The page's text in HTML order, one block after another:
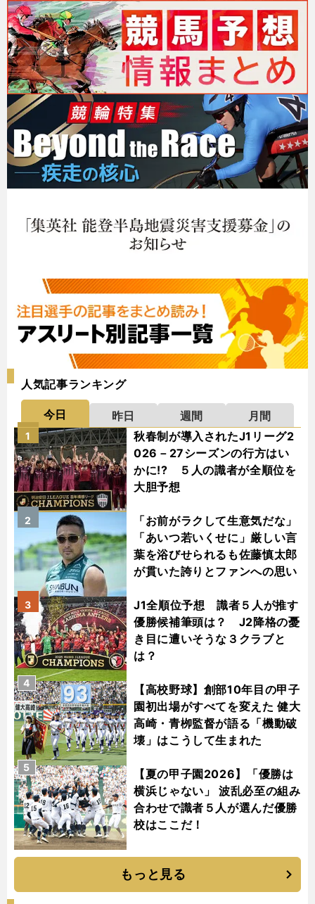
人気記事ランキング
今日 昨日 週間
月間
秋春制が導入されたJ1リーグ2
026－27シーズンの行方はい
かに!? ５人の識者が全順位を
大胆予想
1
「お前がラクして生意気だな」
「あいつ若いくせに」厳しい言
葉を浴びせられるも佐藤慎太郎
が貫いた誇りとファンへの思い
2
J1全順位予想 識者５人が推す
優勝候補筆頭は？ J2降格の憂
き目に遭いそうな３クラブと
は？
3
【高校野球】創部10年目の甲子
園初出場がすべてを変えた 健大
高崎・青栁監督が語る「機動破
壊」はこうして生まれた
4
【夏の甲子園2026】「優勝は
横浜じゃない」 波乱必至の組み
合わせで識者５人が選んだ優勝
校はここだ！
5
もっと見る